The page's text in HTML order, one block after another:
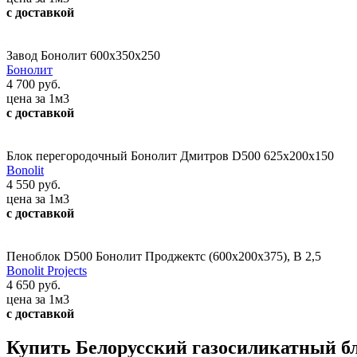
с доставкой
Завод Бонолит 600x350x250
Бонолит
4 700 руб.
цена за 1м3
с доставкой
Блок перегородочный Бонолит Дмитров D500 625х200х150
Bonolit
4 550 руб.
цена за 1м3
с доставкой
Пеноблок D500 Бонолит Проджектс (600х200х375), В 2,5
Bonolit Projects
4 650 руб.
цена за 1м3
с доставкой
Купить Белорусский газосиликатный